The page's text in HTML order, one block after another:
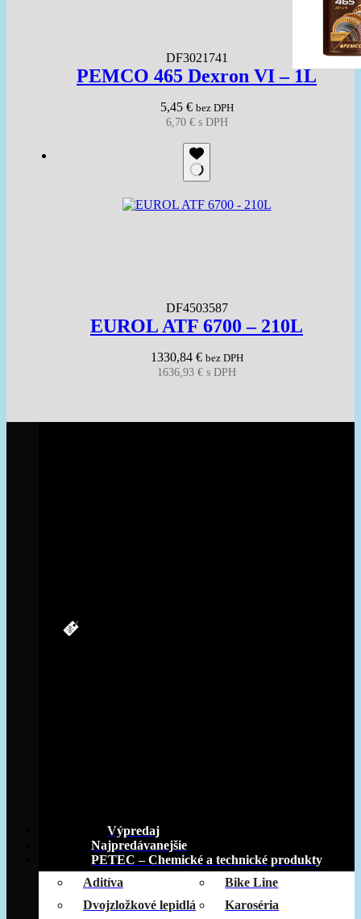
DF3021741
PEMCO 465 Dexron VI – 1L
5,45 € bez DPH
6,70 €s DPH
DF4503587
EUROL ATF 6700 – 210L
1330,84 € bez DPH
1636,93 € s DPH
Výpredaj
Najpredávanejšie
PETEC – Chemické a technické produkty
Aditíva
Bike Line
Dvojzložkové lepidlá
Karoséria